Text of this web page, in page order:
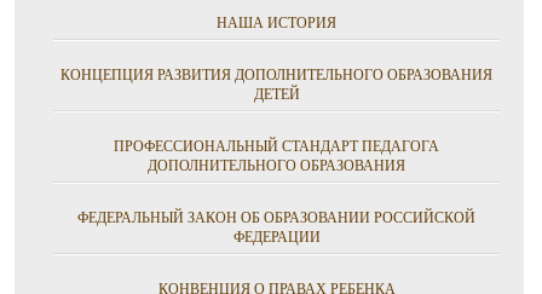
НАША ИСТОРИЯ
КОНЦЕПЦИЯ РАЗВИТИЯ ДОПОЛНИТЕЛЬНОГО ОБРАЗОВАНИЯ
ДЕТЕЙ
ПРОФЕССИОНАЛЬНЫЙ СТАНДАРТ ПЕДАГОГА
ДОПОЛНИТЕЛЬНОГО ОБРАЗОВАНИЯ
ФЕДЕРАЛЬНЫЙ ЗАКОН ОБ ОБРАЗОВАНИИ РОССИЙСКОЙ
ФЕДЕРАЦИИ
КОНВЕНЦИЯ О ПРАВАХ РЕБЕНКА